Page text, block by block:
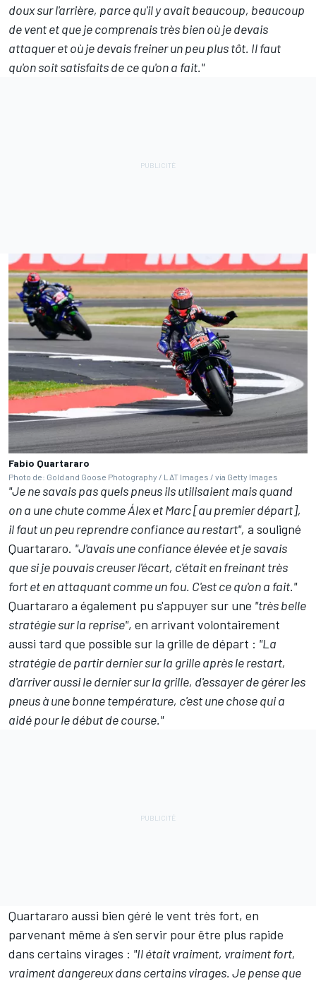
doux sur l'arrière, parce qu'il y avait beaucoup, beaucoup
de vent et que je comprenais très bien où je devais
attaquer et où je devais freiner un peu plus tôt. Il faut
qu'on soit satisfaits de ce qu'on a fait."
Fabio Quartararo
Photo de: Gold and Goose Photography / LAT Images / via Getty Images
"Je ne savais pas quels pneus ils utilisaient mais quand
on a une chute comme Álex et Marc [au premier départ],
il faut un peu reprendre confiance au restart", a souligné
Quartararo. "J'avais une confiance élevée et je savais
que si je pouvais creuser l'écart, c'était en freinant très
fort et en attaquant comme un fou. C'est ce qu'on a fait."
Quartararo a également pu s'appuyer sur une "très belle
stratégie sur la reprise", en arrivant volontairement
aussi tard que possible sur la grille de départ : "La
stratégie de partir dernier sur la grille après le restart,
d'arriver aussi le dernier sur la grille, d'essayer de gérer les
pneus à une bonne température, c'est une chose qui a
aidé pour le début de course."
Quartararo aussi bien géré le vent très fort, en
parvenant même à s'en servir pour être plus rapide
dans certains virages : "Il était vraiment, vraiment fort,
vraiment dangereux dans certains virages. Je pense que